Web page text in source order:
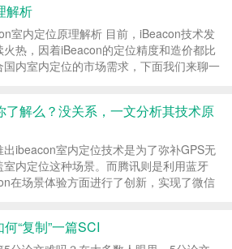
人抓紧时间学习！ 国家税务总局关于增
票管...
解析
室内定位原理解析 目前，iBeacon技术发
火热，因着iBeacon的定位精度和造价都比
国内室内定位的市场需求，下面我们来聊一
牙技术，由Be...
解么？没关系，一文分析其技术原
出ibeacon室内定位技术是为了弥补GPS无
室内定位这种场景。而腾讯则是利用蓝牙
在场景体验方面进行了创新，实现了微信
根据两边长可以确定第三个点。...
“复制”一篇SCI